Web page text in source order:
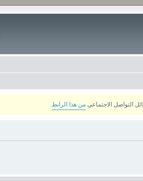
من هذا الرابط